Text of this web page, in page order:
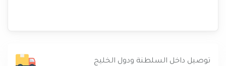
توصيل داخل السلطنة ودول الخليج